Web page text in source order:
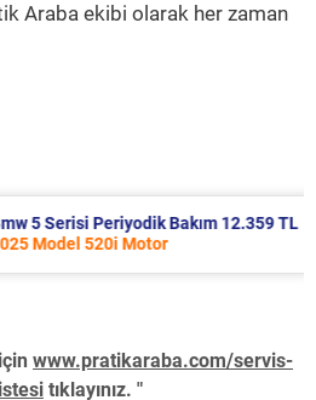
Araba ekibi olarak her zaman
Periyodik Bakım 12.359 TL
Motor
www.pratikaraba.com/servis-
tıklayınız. "